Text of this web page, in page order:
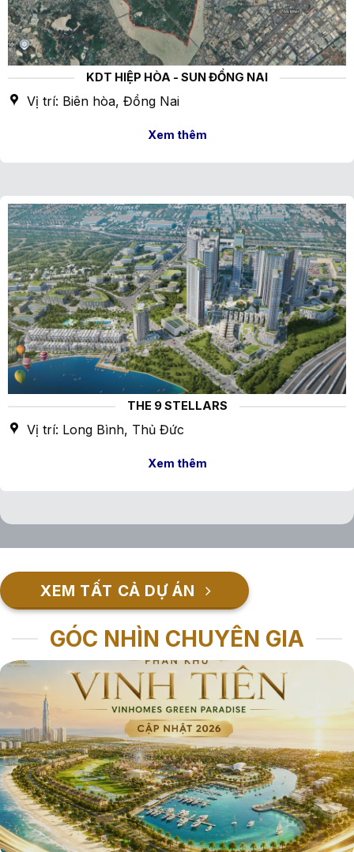
KDT HIỆP HÒA - SUN ĐỒNG NAI
Vị trí: Biên hòa, Đồng Nai
Xem thêm
THE 9 STELLARS
Vị trí: Long Bình, Thủ Đức
Xem thêm
XEM TẤT CẢ DỰ ÁN
GÓC NHÌN CHUYÊN GIA